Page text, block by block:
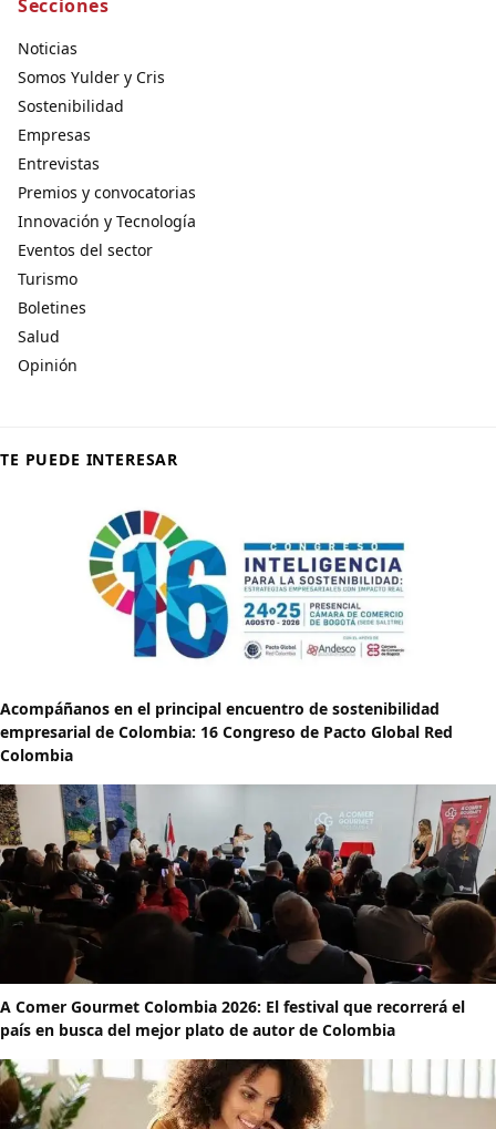
Secciones
Noticias
Somos Yulder y Cris
Sostenibilidad
Empresas
Entrevistas
Premios y convocatorias
Innovación y Tecnología
Eventos del sector
Turismo
Boletines
Salud
Opinión
TE PUEDE INTERESAR
Acompáñanos en el principal encuentro de sostenibilidad
empresarial de Colombia: 16 Congreso de Pacto Global Red
Colombia
A Comer Gourmet Colombia 2026: El festival que recorrerá el
país en busca del mejor plato de autor de Colombia